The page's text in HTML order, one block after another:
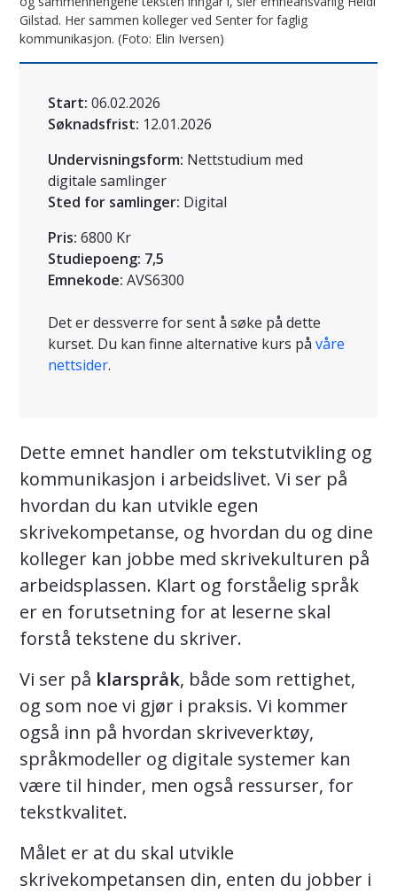
Gilstad. Her sammen kolleger ved Senter for faglig
kommunikasjon. (Foto: Elin Iversen)
Start: 06.02.2026
Søknadsfrist: 12.01.2026
Undervisningsform: Nettstudium med
digitale samlinger
Sted for samlinger: Digital
Pris: 6800 Kr
Studiepoeng: 7,5
Emnekode: AVS6300
Det er dessverre for sent å søke på dette
kurset. Du kan finne alternative kurs på våre
nettsider.
Dette emnet handler om tekstutvikling og
kommunikasjon i arbeidslivet. Vi ser på
hvordan du kan utvikle egen
skrivekompetanse, og hvordan du og dine
kolleger kan jobbe med skrivekulturen på
arbeidsplassen. Klart og forståelig språk
er en forutsetning for at leserne skal
forstå tekstene du skriver.
Vi ser på klarspråk, både som rettighet,
og som noe vi gjør i praksis. Vi kommer
også inn på hvordan skriveverktøy,
språkmodeller og digitale systemer kan
være til hinder, men også ressurser, for
tekstkvalitet.
Målet er at du skal utvikle
skrivekompetansen din, enten du jobber i